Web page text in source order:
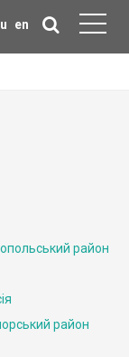
en
район
район